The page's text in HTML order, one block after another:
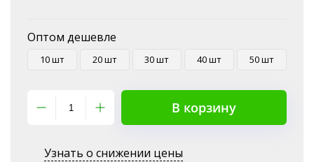
Оптом дешевле
10 шт 20 шт 30 шт 40 шт 50 шт
В корзину
Узнать о снижении цены